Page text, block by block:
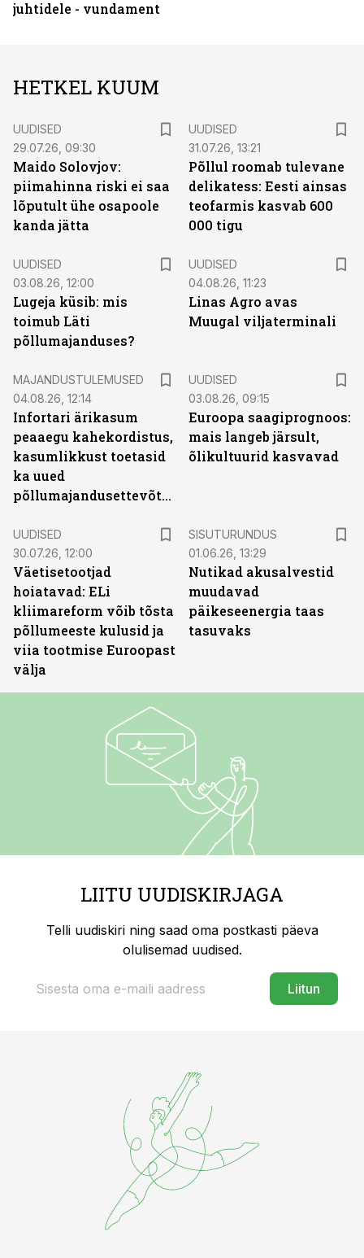
juhtidele - vundament
HETKEL KUUM
UUDISED
29.07.26, 09:30
Maido Solovjov:
piimahinna riski ei saa
lõputult ühe osapoole
kanda jätta
UUDISED
31.07.26, 13:21
Põllul roomab tulevane
delikatess: Eesti ainsas
teofarmis kasvab 600
000 tigu
UUDISED
03.08.26, 12:00
Lugeja küsib: mis
toimub Läti
põllumajanduses?
UUDISED
04.08.26, 11:23
Linas Agro avas
Muugal viljaterminali
MAJANDUSTULEMUSED
04.08.26, 12:14
Infortari ärikasum
peaaegu kahekordistus,
kasumlikkust toetasid
ka uued
põllumajandusettevõtted
UUDISED
03.08.26, 09:15
Euroopa saagiprognoos:
mais langeb järsult,
õlikultuurid kasvavad
UUDISED
30.07.26, 12:00
Väetisetootjad
hoiatavad: ELi
kliimareform võib tõsta
põllumeeste kulusid ja
viia tootmise Euroopast
välja
SISUTURUNDUS
01.06.26, 13:29
Nutikad akusalvestid
muudavad
päikeseenergia taas
tasuvaks
LIITU UUDISKIRJAGA
Telli uudiskiri ning saad oma postkasti päeva
olulisemad uudised.
Liitun